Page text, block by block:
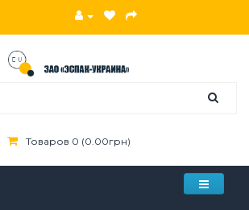
Товаров 0 (0.00грн)